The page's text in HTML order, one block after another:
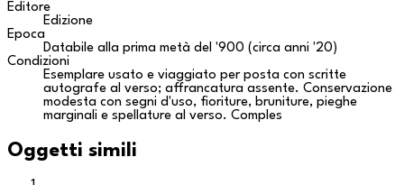
Editore
Edizione
Epoca
Databile alla prima metà del '900 (circa anni '20)
Condizioni
Esemplare usato e viaggiato per posta con scritte
autografe al verso; affrancatura assente. Conservazione
modesta con segni d'uso, fioriture, bruniture, pieghe
marginali e spellature al verso. Comples
Oggetti simili